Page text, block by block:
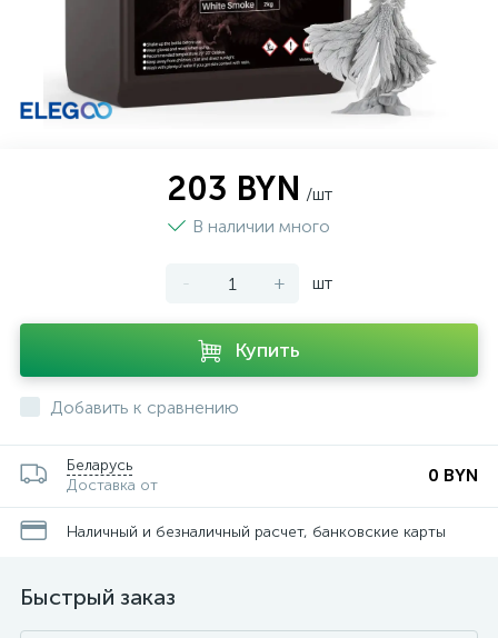
203 BYN /шт
В наличии много
- + шт
Купить
Добавить к сравнению
Беларусь
Доставка от
0 BYN
Наличный и безналичный расчет, банковские карты
Быстрый заказ